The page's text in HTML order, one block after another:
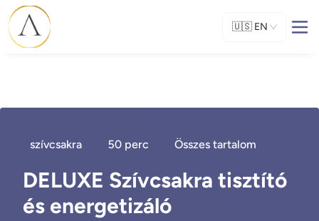
🇺🇸 EN
szívcsakra 50 perc Összes tartalom
DELUXE Szívcsakra tisztító
és energetizáló